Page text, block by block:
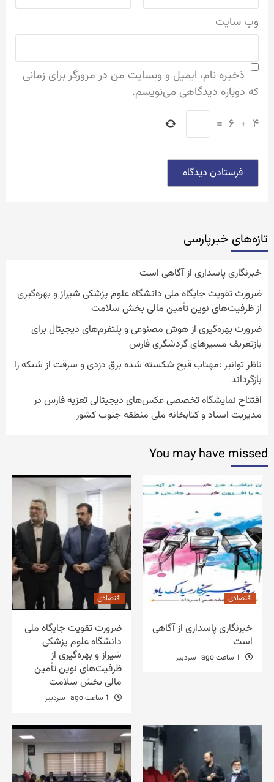
وب‌ سایت
ذخیره نام، ایمیل و وبسایت من در مرورگر برای زمانی
که دوباره دیدگاهی می‌نویسم.
۴ + ۶ =
تازه‌‏های خبرپارسی
خبرنگاری پاسداری از آگاهی است
ضرورت تقویت جایگاه ملی دانشگاه علوم پزشکی شیراز و بهره‌گیری
از ظرفیت‌های نوین تأمین مالی بخش سلامت
ضرورت بهره‌گیری از هوش مصنوعی و پلتفرم‌های دیجیتال برای
بازتعریف مسیرهای گردشگری فارس
ناظر توانیر :مهتاب قبح شکسته شده برق دزدی و سرقت از شبکه را
بازگرداند
افتتاح نمایشگاه تخصصی عکس‌های دیجیتالی تعزیه فارس در
مدیریت اسناد و کتابخانه ملی منطقه جنوب کشور
You may have missed
اقتصادی
خبرنگاری پاسداری از آگاهی
است
سردبیر
اقتصادی
ضرورت تقویت جایگاه ملی
دانشگاه علوم پزشکی
شیراز و بهره‌گیری از
ظرفیت‌های نوین تأمین
مالی بخش سلامت
سردبیر